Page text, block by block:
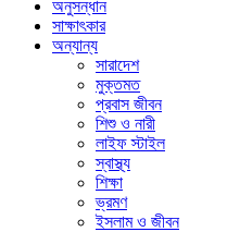
অনুসন্ধান
সাক্ষাৎকার
অন্যান্য
সারাদেশ
মুক্তমত
প্রবাস জীবন
শিশু ও নারী
লাইফ স্টাইল
স্বাস্থ্য
শিক্ষা
ভ্রমণ
ইসলাম ও জীবন